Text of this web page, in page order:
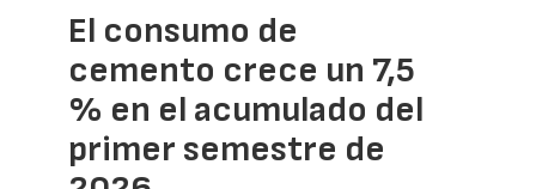
El consumo de
cemento crece un 7,5
% en el acumulado del
primer semestre de